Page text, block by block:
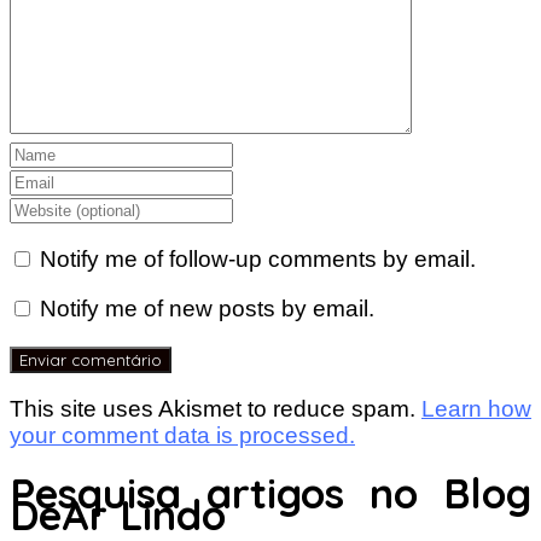
Notify me of follow-up comments by email.
Notify me of new posts by email.
This site uses Akismet to reduce spam. Learn how
your comment data is processed.
Pesquisa artigos no Blog
DeAr Lindo